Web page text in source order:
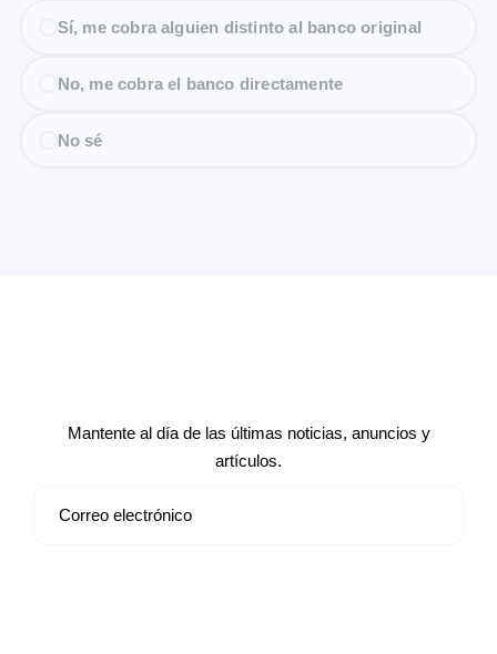
Sí, me cobra alguien distinto al banco original
No, me cobra el banco directamente
No sé
Mantente al día de las últimas noticias, anuncios y
artículos.